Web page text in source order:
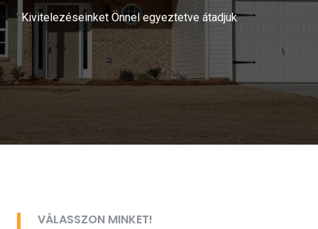
Kivitelezéseinket Önnel egyeztetve átadjuk
VÁLASSZON MINKET!